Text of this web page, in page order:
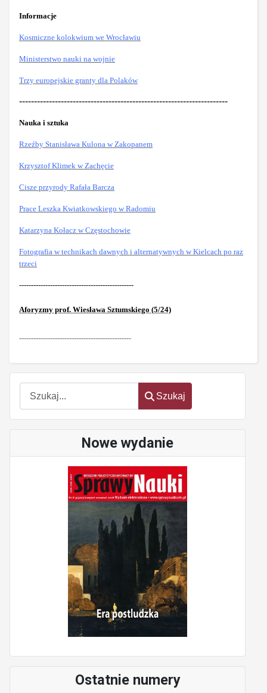
Szukaj
Szukaj
Nowe wydanie
Ostatnie numery
Informacje
Kosmiczne kolokwium we Wrocławiu
Ministerstwo nauki na wojnie
Trzy europejskie granty dla Polaków
----------------------------------------------------------------------
Nauka i sztuka
Rzeźby Stanisława Kulona w Zakopanem
Krzysztof Klimek w Zachęcie
Cisze przyrody Rafała Barcza
Prace Leszka Kwiatkowskiego w Radomiu
Katarzyna Kołacz w Częstochowie
Fotografia w technikach dawnych i alternatywnych w Kielcach po raz
trzeci
------------------------------------------------
Aforyzmy prof. Wiesława Sztumskiego (5/24)
-----------------------------------------------